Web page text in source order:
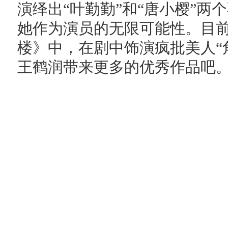
演绎出“叶勤勤”和“唐小樱”两
她作为演员的无限可能性。目
楼》中，在剧中饰演疯批美人
王鹤润带来更多的优秀作品吧